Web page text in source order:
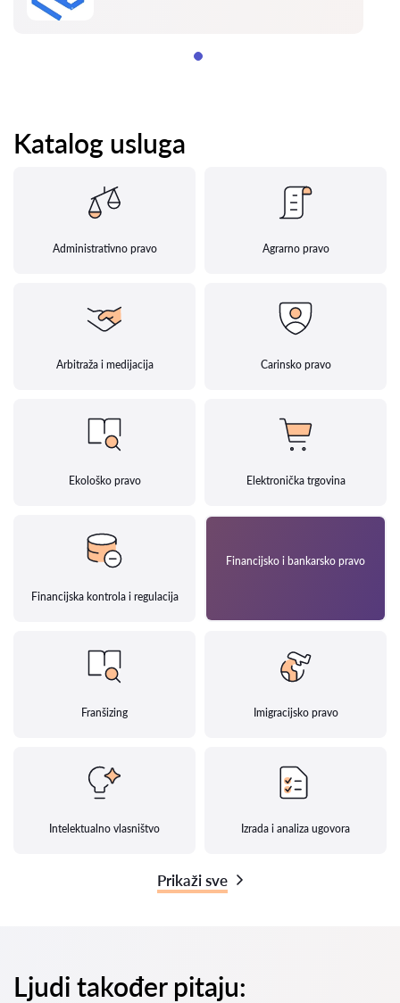
Katalog usluga
Administrativno pravo Agrarno pravo
Arbitraža i medijacija Carinsko pravo
Ekološko pravo Elektronička trgovina
Financijska kontrola i regulacija
Financijsko i bankarsko pravo
Franšizing Imigracijsko pravo
Intelektualno vlasništvo Izrada i analiza ugovora
Prikaži sve
Ljudi također pitaju: